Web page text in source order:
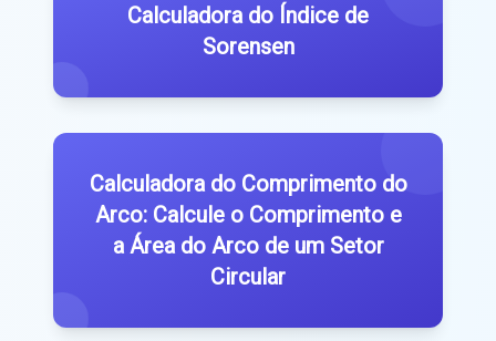
Calculadora do Índice de
Sorensen
Calculadora do Comprimento do
Arco: Calcule o Comprimento e
a Área do Arco de um Setor
Circular